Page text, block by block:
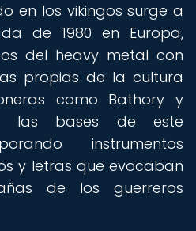
en los vikingos surge a
de 1980 en Europa,
del heavy metal con
propias de la cultura
como Bathory y
las bases de este
instrumentos
y letras que evocaban
de los guerreros